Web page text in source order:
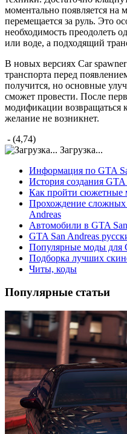
моментально появляется на
перемещается за руль. Это
необходимость преодолеть
или воде, а подходящий
В новых версиях Car
транспорта перед
получится, но основные
сможет провести. После
модификации возвращаться
желание не возникнет.
- (4,74)
Загрузка...
Информация по GTA
История создания GTA
Как пройти сюжетные
Прохождение сложных
Andreas
Автомобили в GTA
GTA San Andreas
Популярные моды для
Подборка лучших
Читы, коды
Популярные статьи